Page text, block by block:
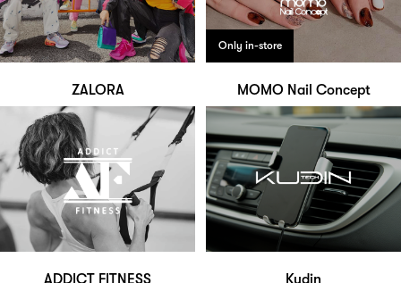
ZALORA
Only in-store
MOMO Nail Concept
ADDICT FITNESS Kudin